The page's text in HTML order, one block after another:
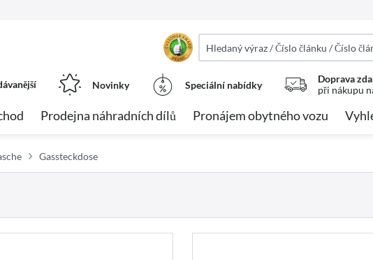
Novinky Speciální nabídky
Doprava
při nákupu
Prodejna náhradních dílů Pronájem obytného vozu
Gassteckdose